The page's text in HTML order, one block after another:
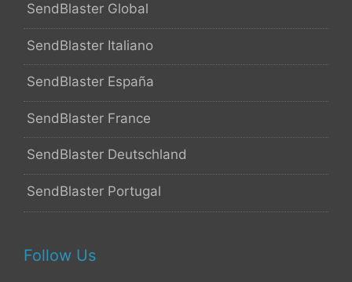
SendBlaster Global
SendBlaster Italiano
SendBlaster España
SendBlaster France
SendBlaster Deutschland
SendBlaster Portugal
Follow Us